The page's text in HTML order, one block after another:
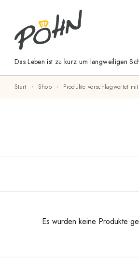
Das Leben ist zu kurz um langweiligen
Start Shop Produkte verschlagwortet
Es wurden keine Produkte